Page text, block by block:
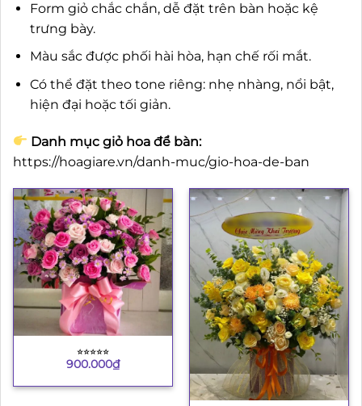
Form giỏ chắc chắn, dễ đặt trên bàn hoặc kệ
trưng bày.
Màu sắc được phối hài hòa, hạn chế rối mắt.
Có thể đặt theo tone riêng: nhẹ nhàng, nổi bật,
hiện đại hoặc tối giản.
Danh mục giỏ hoa để bàn:
https://hoagiare.vn/danh-muc/gio-hoa-de-ban
⭐︎⭐︎⭐︎⭐︎⭐︎
900.000₫